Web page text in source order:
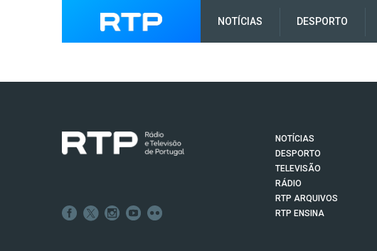
NOTÍCIAS DESPORTO
NOTÍCIAS
DESPORTO
TELEVISÃO
RÁDIO
RTP ARQUIVOS
RTP ENSINA